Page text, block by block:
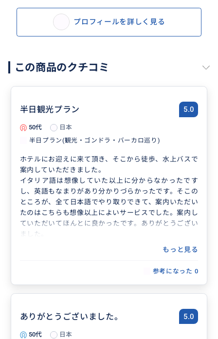
プロフィールを詳しく見る
この商品のクチコミ
半日観光プラン 5.0
50代
日本
半日プラン(観光・ゴンドラ・バーカロ巡り)
ホテルにお迎えに来て頂き、そこから徒歩、水上バスで
案内していただきました。
イタリア語は想像していた以上に分からなかったです
し、英語もなまりがあり分かりづらかったです。そこの
ところが、全て日本語でやり取りできて、案内いただい
たのはこちらも想像以上によいサービスでした。案内し
ていただいてほんとに良かったです。ありがとうござい
ました。
もっと見る
参考になった 0
ありがとうございました。 5.0
50代
日本